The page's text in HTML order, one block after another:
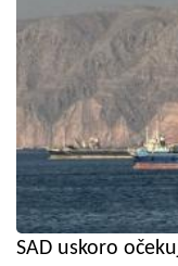
SAD uskoro